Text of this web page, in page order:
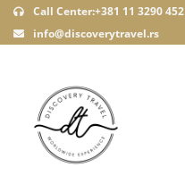
Call Center:+381 11 3290 452
info@discoverytravel.rs